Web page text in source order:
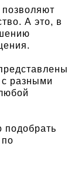
А это, в
разными
подобрать